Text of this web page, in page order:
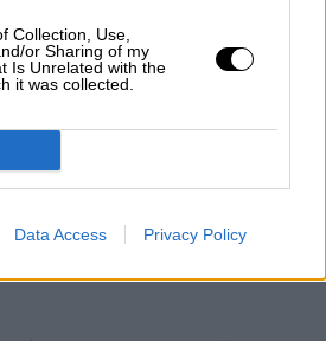
Collection, Use,
or Sharing of my
Is Unrelated with the
it was collected.
Data Access Privacy Policy